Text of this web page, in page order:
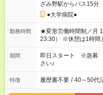
ざみ野駅からバス15分
●大学病院●
勤務時間
★変形労働時間制／月
23:30） ※休憩は1時間
期間
即日スタート ※急募
さい♪
特徴 履歴書不要 / 40～50代